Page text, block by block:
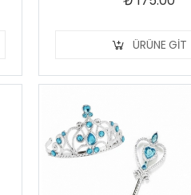
ÜRÜNE GIT